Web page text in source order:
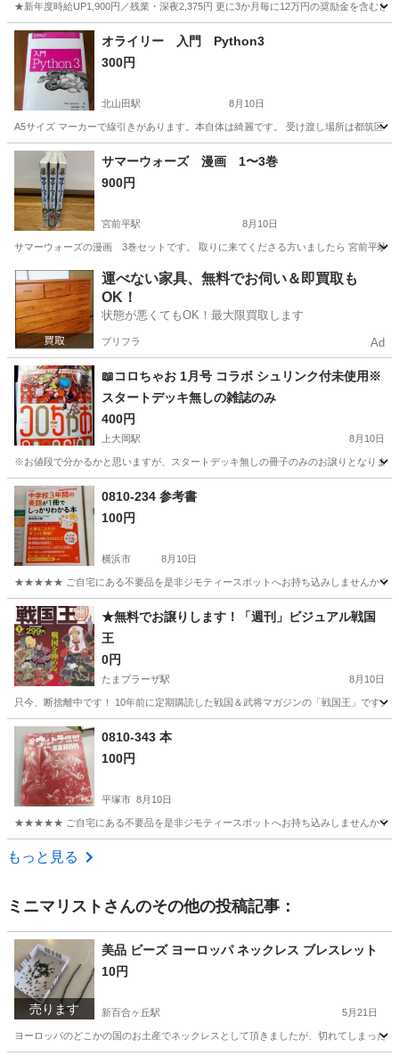
★新年度時給UP1,900円／残業・深夜2,375円 更に3か月毎に12万円の奨励金を含む
神奈川 藤沢市 その他
オライリー 入門 Python3
300円
北山田駅 8月10日
A5サイズ マーカーで線引きがあります。本自体は綺麗です。 受け渡し場所は都筑区
神奈川 横浜市 北山田駅 理学、工学 自体
サマーウォーズ 漫画 1〜3巻
900円
宮前平駅 8月10日
サマーウォーズの漫画 3巻セットです。 取りに来てくださる方いましたら 宮前平駅
神奈川 川崎市 宮前平駅 本/CD/DVD 漫画
運べない家具、無料でお伺い＆即買取も
OK！
状態が悪くてもOK！最大限買取します
プリフラ Ad
📖コロちゃお 1月号 コラボ シュリンク付未使用※
スタートデッキ無しの雑誌のみ
400円
上大岡駅 8月10日
※お値段で分かるかと思いますが、スタートデッキ無しの冊子のみのお譲りとなりま
神奈川 横浜市 雑誌
0810-234 参考書
100円
横浜市 8月10日
★★★★★ ご自宅にある不要品を是非ジモティースポットへお持ち込みしませんか？
神奈川 横浜市 参考書 現地
★無料でお譲りします！「週刊」ビジュアル戦国
王
0円
たまプラーザ駅 8月10日
只今、断捨離中です！ 10年前に定期購読した戦国＆武将マガジンの「戦国王」です
神奈川 横浜市 たまプラーザ駅
0810-343 本
100円
平塚市 8月10日
★★★★★ ご自宅にある不要品を是非ジモティースポットへお持ち込みしませんか？
神奈川 平塚市
もっと見る
ミニマリスト さんのその他の投稿記事：
売ります
美品 ビーズ ヨーロッパ ネックレス ブレスレット
10円
新百合ヶ丘駅 5月21日
ヨーロッパのどこかの国のお土産でネックレスとして頂きましたが、切れてしまった